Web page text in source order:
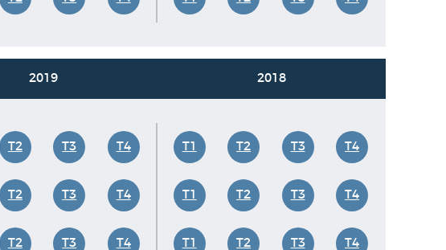
2019
T2 T3 T4
T2 T3 T4
T2 T3 T4
2018
T1 T2 T3 T4
T1 T2 T3 T4
T1 T2 T3 T4